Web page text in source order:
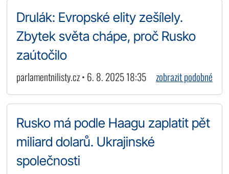
Drulák: Evropské elity zešílely.
Zbytek světa chápe, proč Rusko
zaútočilo
parlamentnilisty.cz • 6. 8. 2025 18:35 zobrazit podobné
Rusko má podle Haagu zaplatit pět
miliard dolarů. Ukrajinské
společnosti